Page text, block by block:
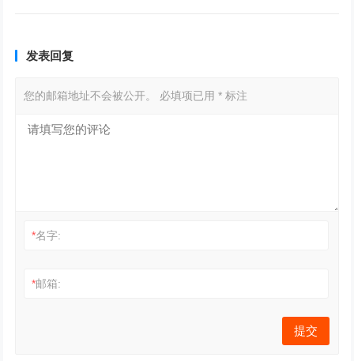
发表回复
您的邮箱地址不会被公开。 必填项已用* 标注
*名字:
*邮箱: